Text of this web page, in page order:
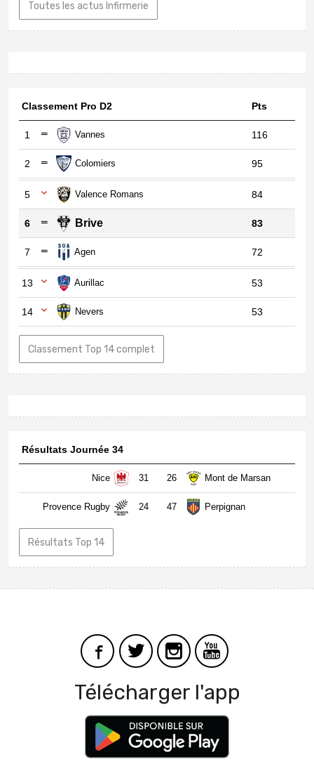
Toutes les actus Infirmerie
Classement Pro D2 Pts
1 Vannes 116
2 Colomiers 95
5 Valence Romans 84
6 Brive 83
7 Agen 72
13 Aurillac 53
14 Nevers 53
Classement Top 14 complet
Résultats Journée 34
Nice 31 26 Mont de Marsan
Provence Rugby 24 47 Perpignan
Résultats Top 14
Télécharger l'app